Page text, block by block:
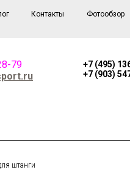
Контакты Фотообзор
79
+7 (495)
+7 (903)
штанги